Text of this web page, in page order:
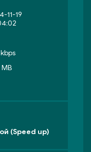
11-19
MB
(Speed up)